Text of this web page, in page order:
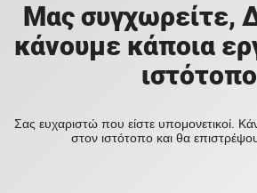
Μας συγχωρείτε,
κάνουμε κάποια
ιστότοπο
Σας ευχαριστώ που είστε υπομονετικοί.
στον ιστότοπο και θα